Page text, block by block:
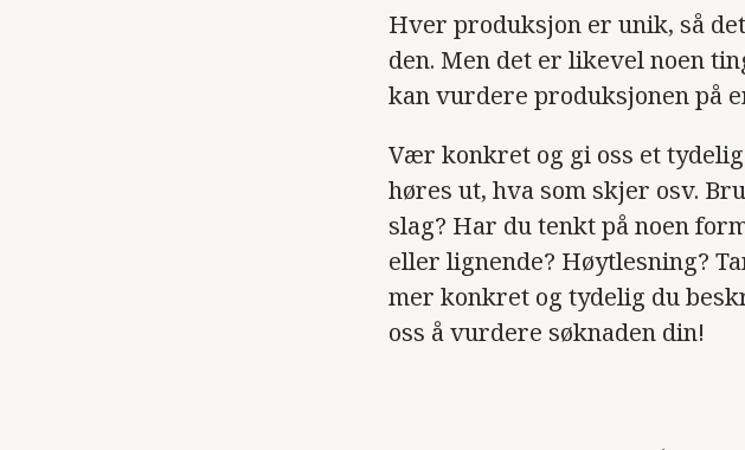
Hver produksjon er unik, så
den. Men det er likevel noen
kan vurdere produksjonen på
Vær konkret og gi oss et
høres ut, hva som skjer osv.
slag? Har du tenkt på noen
eller lignende? Høytlesning?
mer konkret og tydelig du
oss å vurdere søknaden din!